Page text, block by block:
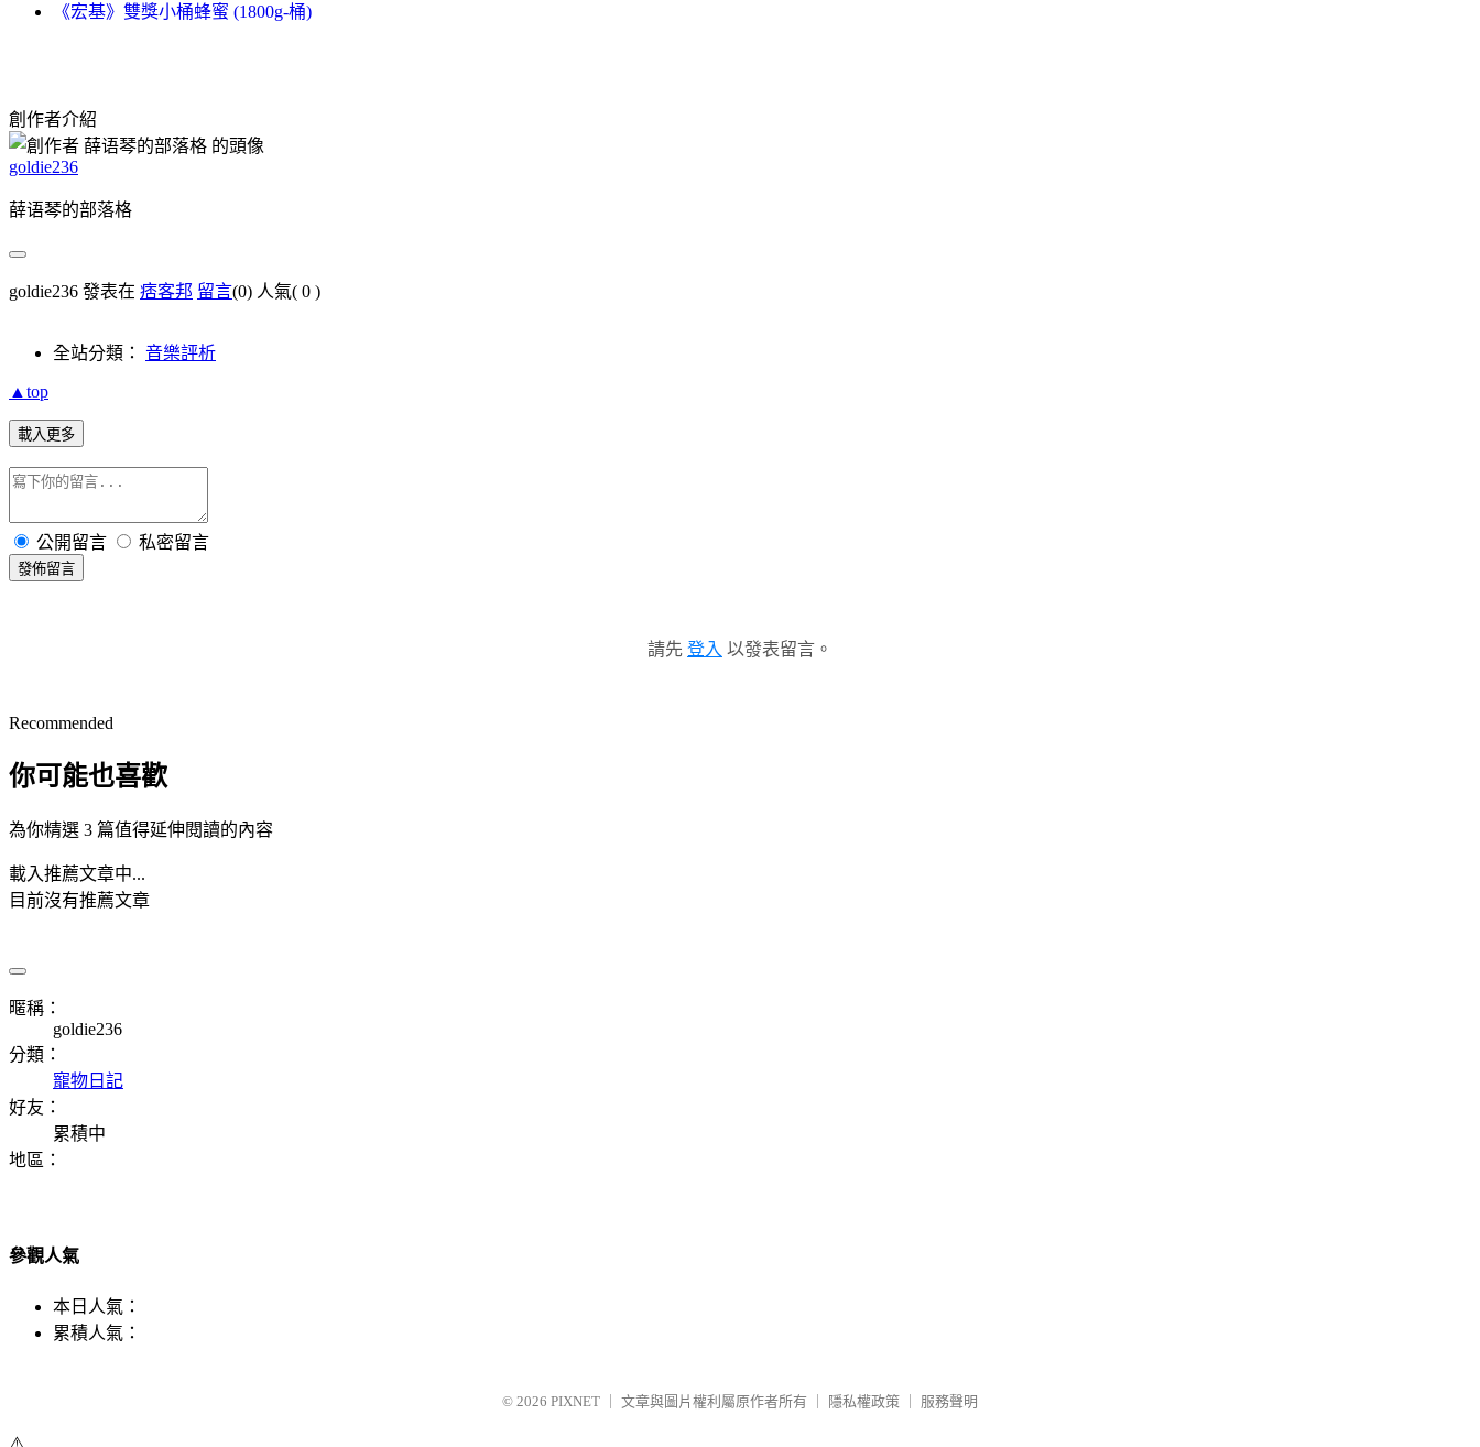
《宏基》雙獎小桶蜂蜜 (1800g-桶)
創作者介紹
goldie236
薛语琴的部落格
goldie236 發表在 痞客邦 留言(0) 人氣( 0 )
全站分類： 音樂評析
▲top
載入更多
公開留言 私密留言
發佈留言
請先 登入 以發表留言。
Recommended
你可能也喜歡
為你精選 3 篇值得延伸閱讀的內容
載入推薦文章中...
目前沒有推薦文章
暱稱：
goldie236
分類：
寵物日記
好友：
累積中
地區：
參觀人氣
本日人氣：
累積人氣：
© 2026 PIXNET 文章與圖片權利屬原作者所有 隱私權政策 服務聲明
⚠️